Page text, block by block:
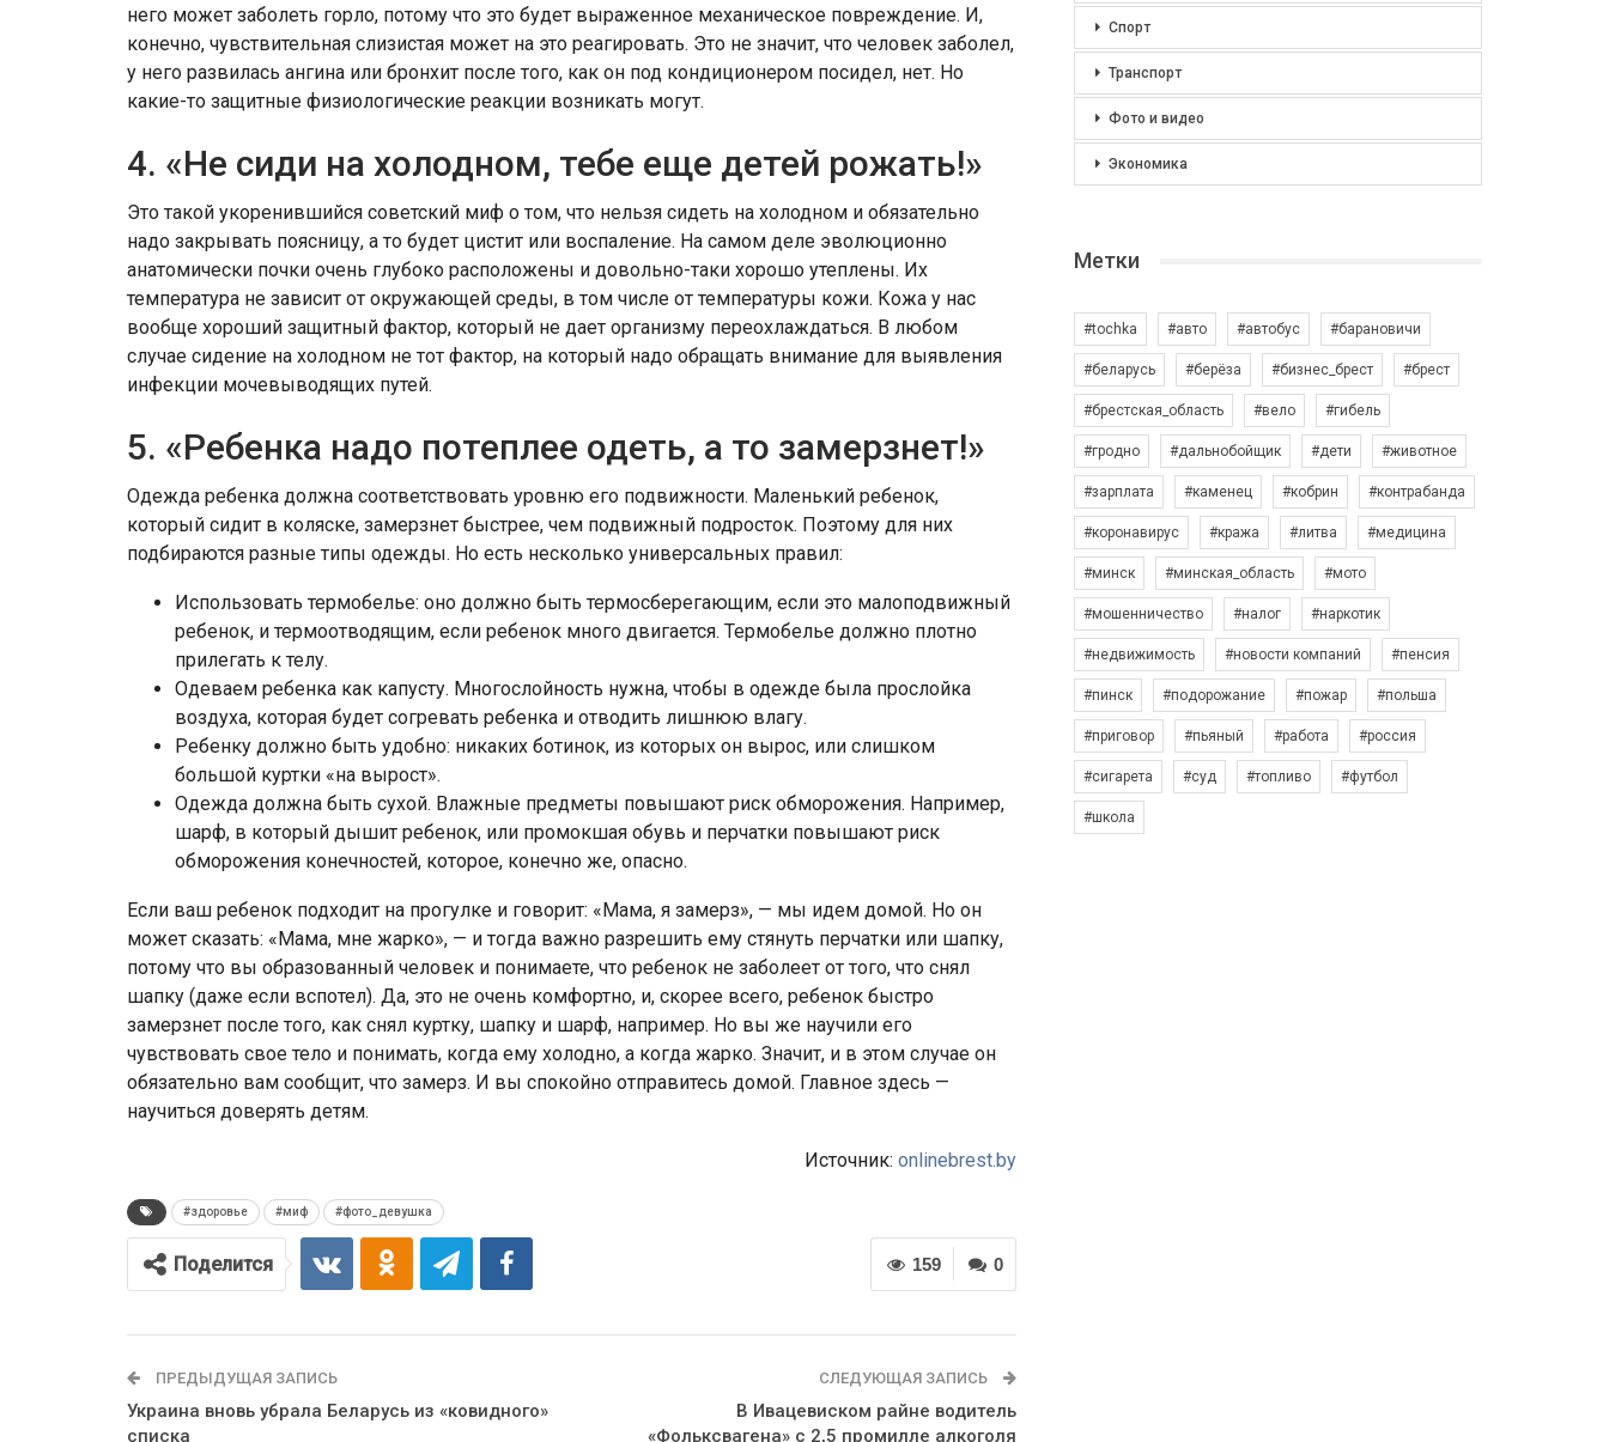
него может заболеть горло, потому что это будет выраженное механическое повреждение. И,
конечно, чувствительная слизистая может на это реагировать. Это не значит, что человек заболел,
у него развилась ангина или бронхит после того, как он под кондиционером посидел, нет. Но
какие-то защитные физиологические реакции возникать могут.
4. «Не сиди на холодном, тебе еще детей рожать!»
Это такой укоренившийся советский миф о том, что нельзя сидеть на холодном и обязательно
надо закрывать поясницу, а то будет цистит или воспаление. На самом деле эволюционно
анатомически почки очень глубоко расположены и довольно-таки хорошо утеплены. Их
температура не зависит от окружающей среды, в том числе от температуры кожи. Кожа у нас
вообще хороший защитный фактор, который не дает организму переохлаждаться. В любом
случае сидение на холодном не тот фактор, на который надо обращать внимание для выявления
инфекции мочевыводящих путей.
5. «Ребенка надо потеплее одеть, а то замерзнет!»
Одежда ребенка должна соответствовать уровню его подвижности. Маленький ребенок,
который сидит в коляске, замерзнет быстрее, чем подвижный подросток. Поэтому для них
подбираются разные типы одежды. Но есть несколько универсальных правил:
Использовать термобелье: оно должно быть термосберегающим, если это малоподвижный
ребенок, и термоотводящим, если ребенок много двигается. Термобелье должно плотно
прилегать к телу.
Одеваем ребенка как капусту. Многослойность нужна, чтобы в одежде была прослойка
воздуха, которая будет согревать ребенка и отводить лишнюю влагу.
Ребенку должно быть удобно: никаких ботинок, из которых он вырос, или слишком
большой куртки «на вырост».
Одежда должна быть сухой. Влажные предметы повышают риск обморожения. Например,
шарф, в который дышит ребенок, или промокшая обувь и перчатки повышают риск
обморожения конечностей, которое, конечно же, опасно.
Если ваш ребенок подходит на прогулке и говорит: «Мама, я замерз», — мы идем домой. Но он
может сказать: «Мама, мне жарко», — и тогда важно разрешить ему стянуть перчатки или шапку,
потому что вы образованный человек и понимаете, что ребенок не заболеет от того, что снял
шапку (даже если вспотел). Да, это не очень комфортно, и, скорее всего, ребенок быстро
замерзнет после того, как снял куртку, шапку и шарф, например. Но вы же научили его
чувствовать свое тело и понимать, когда ему холодно, а когда жарко. Значит, и в этом случае он
обязательно вам сообщит, что замерз. И вы спокойно отправитесь домой. Главное здесь —
научиться доверять детям.
Источник: onlinebrest.by
#здоровье #миф #фото_девушка
0
159
Поделится
ПРЕДЫДУЩАЯ ЗАПИСЬ
Украина вновь убрала Беларусь из «ковидного»
списка
СЛЕДУЮЩАЯ ЗАПИСЬ
В Ивацевиском райне водитель
«Фольксвагена» с 2,5 промилле алкоголя
Спорт
Транспорт
Фото и видео
Экономика
Метки
#tochka #авто #автобус #барановичи
#беларусь #берёза #бизнес_брест #брест
#брестская_область #вело #гибель
#гродно #дальнобойщик #дети #животное
#зарплата #каменец #кобрин #контрабанда
#коронавирус #кража #литва #медицина
#минск #минская_область #мото
#мошенничество #налог #наркотик
#недвижимость #новости компаний #пенсия
#пинск #подорожание #пожар #польша
#приговор #пьяный #работа #россия
#сигарета #суд #топливо #футбол
#школа